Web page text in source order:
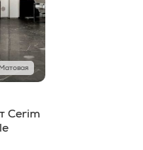
Матовая
Cerim